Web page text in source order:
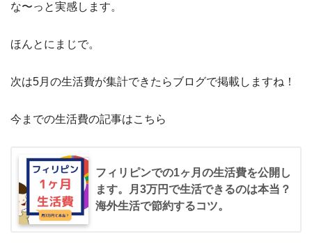
な〜っと実感します。
ほんとにまじで。
次は5月の生活費が集計できたらブログで掲載しますね！
今までの生活費の記事はこちら
フィリピンでの1ヶ月の生活費を公開し
ます。月3万円で生活できるのは本当？
海外生活で節約するコツ。